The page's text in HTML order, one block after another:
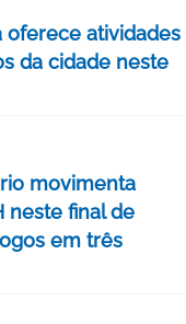
oferece atividades
da cidade neste
movimenta
neste final de
em três